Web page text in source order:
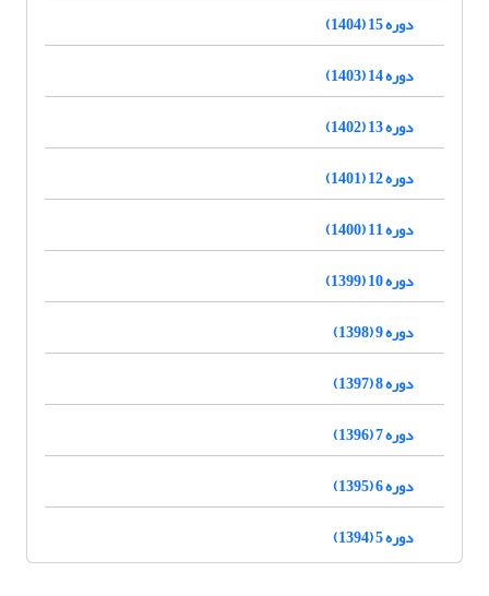
دوره 15 (1404)
دوره 14 (1403)
دوره 13 (1402)
دوره 12 (1401)
دوره 11 (1400)
دوره 10 (1399)
دوره 9 (1398)
دوره 8 (1397)
دوره 7 (1396)
دوره 6 (1395)
دوره 5 (1394)